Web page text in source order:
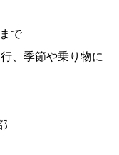
で
、季節や乗り物に